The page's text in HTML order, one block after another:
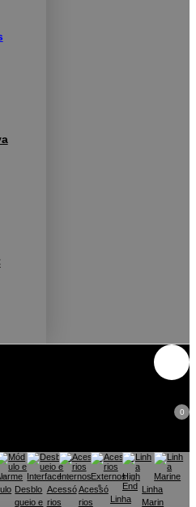
0
Desblo
queio e
Acessó
rios
Acessó
rios
Linha
Linha
Marin